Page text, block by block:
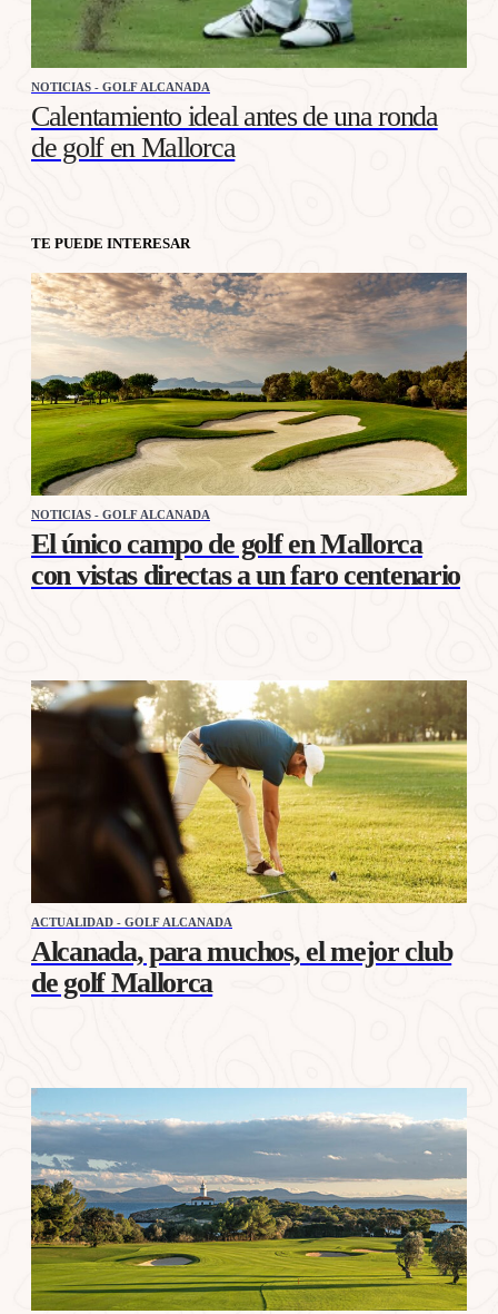
NOTICIAS - GOLF ALCANADA
Calentamiento ideal antes de una ronda
de golf en Mallorca
TE PUEDE INTERESAR
NOTICIAS - GOLF ALCANADA
El único campo de golf en Mallorca
con vistas directas a un faro centenario
ACTUALIDAD - GOLF ALCANADA
Alcanada, para muchos, el mejor club
de golf Mallorca